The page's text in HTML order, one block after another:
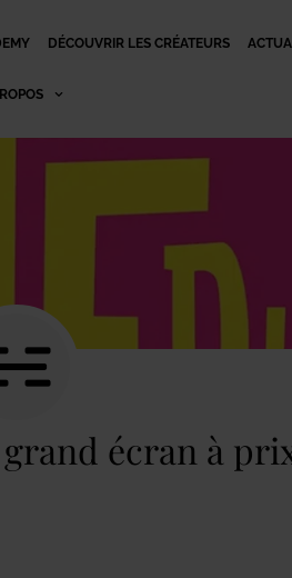
DÉCOUVRIR LES CRÉATEURS
écran à